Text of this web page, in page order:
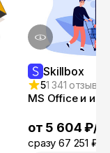
Skillbox
51 341 отзыв
MS Office и
от 5 604 ₽/
сразу 67 251 ₽